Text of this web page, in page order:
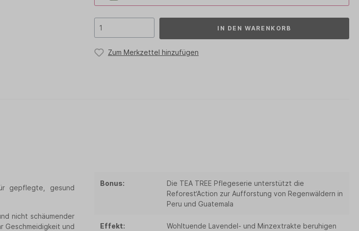
IN DEN WARENKORB
Zum Merkzettel hinzufügen
gepflegte, gesund
nicht schäumender
Geschmeidigkeit und
Bonus:
Die TEA TREE Pflegeserie unterstützt die
Reforest‘Action zur Aufforstung von Regenwäldern in
Peru und Guatemala
Effekt:
Wohltuende Lavendel- und Minzextrakte beruhigen